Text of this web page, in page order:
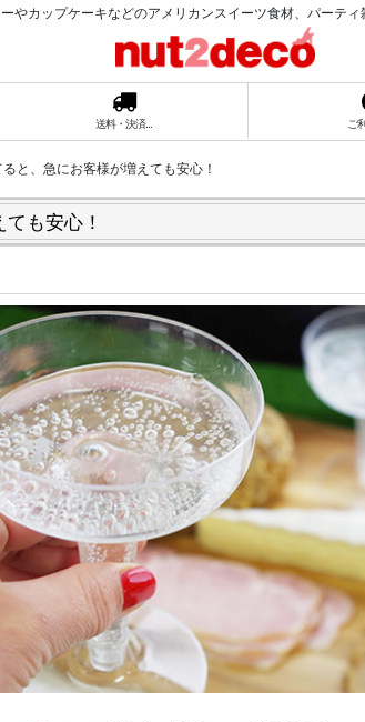
やカップケーキなどのアメリカンスイーツ食材、パーテ
送料・決済... ご
と、急にお客様が増えても安心！
も安心！